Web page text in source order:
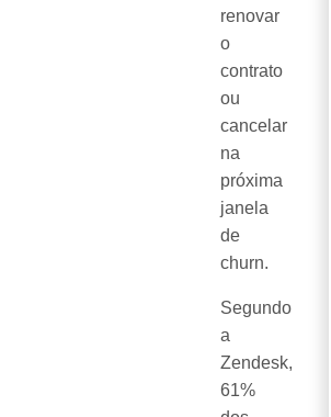
renovar
o
contrato
ou
cancelar
na
próxima
janela
de
churn.
Segundo
a
Zendesk,
61%